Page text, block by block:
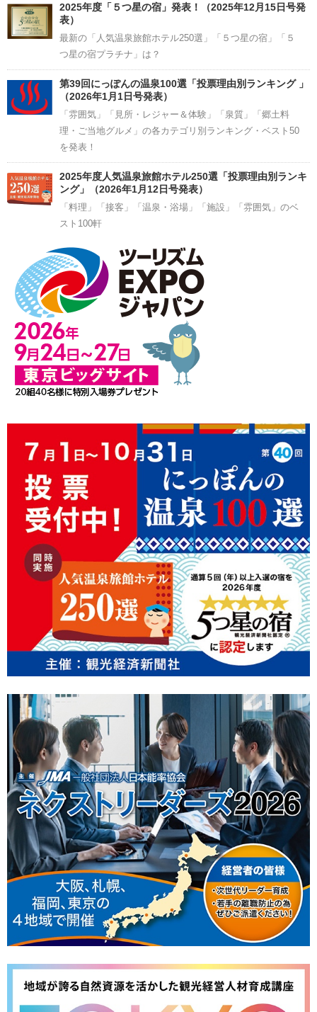
2025年度「５つ星の宿」発表！（2025年12月15日号発
表）
最新の「人気温泉旅館ホテル250選」「５つ星の宿」「５
つ星の宿プラチナ」は？
第39回にっぽんの温泉100選「投票理由別ランキング 」
（2026年1月1日号発表）
「雰囲気」「見所・レジャー＆体験」「泉質」「郷土料
理・ご当地グルメ」の各カテゴリ別ランキング・ベスト50
を発表！
2025年度人気温泉旅館ホテル250選「投票理由別ランキ
ング」（2026年1月12日号発表）
「料理」「接客」「温泉・浴場」「施設」「雰囲気」のベ
スト100軒